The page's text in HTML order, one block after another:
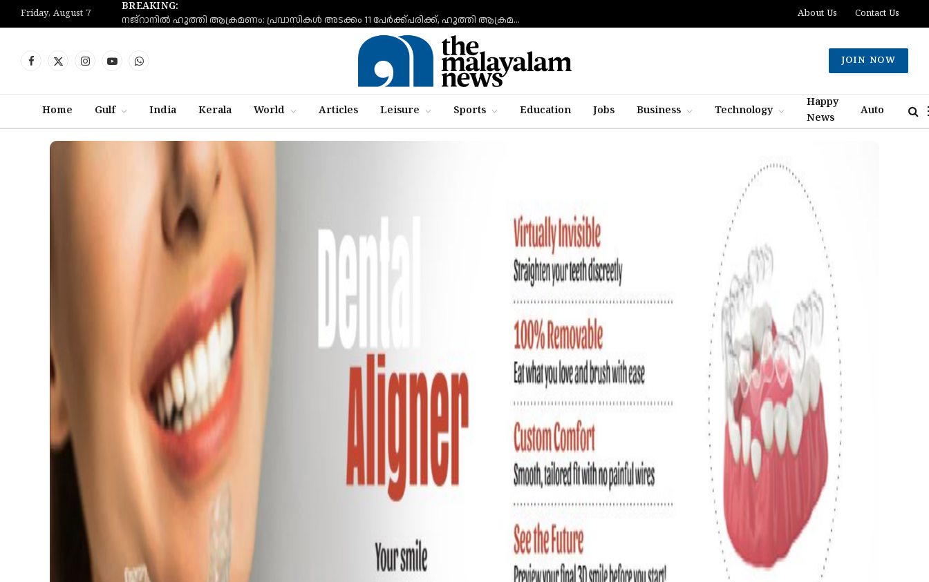
Friday, August 7
BREAKING:
നജ്‌റാനില്‍ ഹൂത്തി ആക്രമണം: പ്രവാസികള്‍ അടക്കം 11 പേർക്ക്പരിക്ക്, ഹൂത്തി ആക്രമണത്തില്‍ 17 യെമന്‍ സൈനികര്‍ കൊല്ലപ്പെട്ടു About Us Contact Us
Facebook
X
InstagramYouTubeWhatsApp
JOIN NOW
Home Gulf India Kerala World Articles Leisure Sports Education Jobs Business Technology
Happy
News
Auto